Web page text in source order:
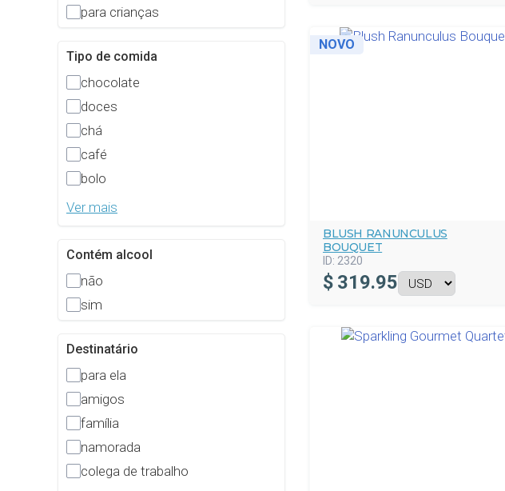
para crianças
Tipo de comida
chocolate
doces
chá
café
bolo
Ver mais
Contém alcool
não
sim
Destinatário
para ela
amigos
família
namorada
colega de trabalho
NOVO
BLUSH RANUNCULUS
BOUQUET
ID: 2320
$ 319.95